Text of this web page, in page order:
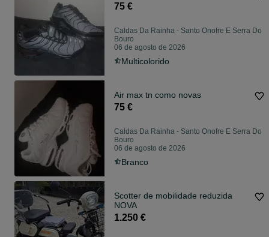
75 €
Caldas Da Rainha - Santo Onofre E Serra Do
Bouro
06 de agosto de 2026
Multicolorido
Air max tn como novas
75 €
Caldas Da Rainha - Santo Onofre E Serra Do
Bouro
06 de agosto de 2026
Branco
Scotter de mobilidade reduzida
NOVA
1.250 €